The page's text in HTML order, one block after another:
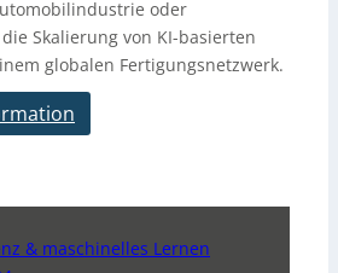
oder
Skalierung von KI-basierten
globalen Fertigungsnetzwerk.
& maschinelles Lernen